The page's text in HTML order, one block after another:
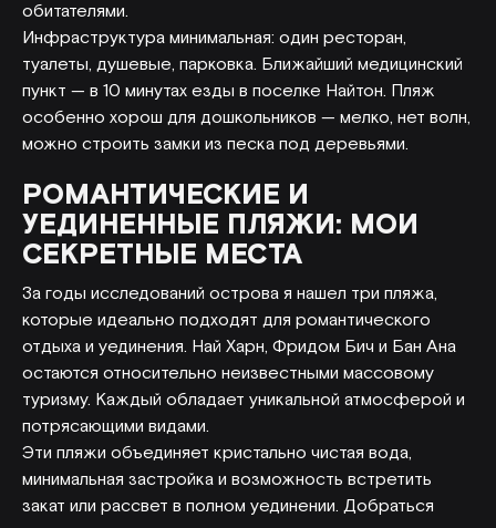
обитателями.
Инфраструктура минимальная: один ресторан,
туалеты, душевые, парковка. Ближайший медицинский
пункт — в 10 минутах езды в поселке Найтон. Пляж
особенно хорош для дошкольников — мелко, нет волн,
можно строить замки из песка под деревьями.
РОМАНТИЧЕСКИЕ И
УЕДИНЕННЫЕ ПЛЯЖИ: МОИ
СЕКРЕТНЫЕ МЕСТА
За годы исследований острова я нашел три пляжа,
которые идеально подходят для романтического
отдыха и уединения. Най Харн, Фридом Бич и Бан Ана
остаются относительно неизвестными массовому
туризму. Каждый обладает уникальной атмосферой и
потрясающими видами.
Эти пляжи объединяет кристально чистая вода,
минимальная застройка и возможность встретить
закат или рассвет в полном уединении. Добраться